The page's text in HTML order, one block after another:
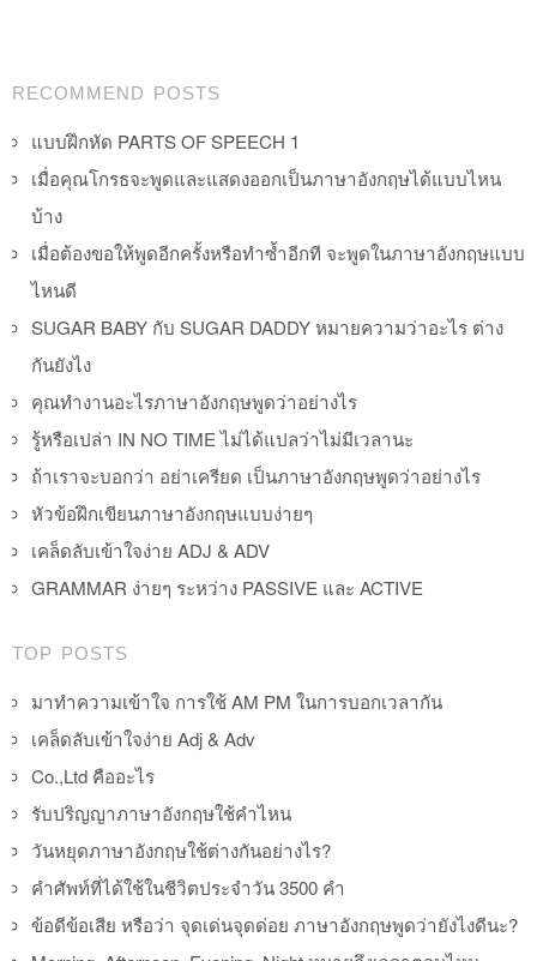
Post navigation
RECOMMEND POSTS
แบบฝึกหัด PARTS OF SPEECH 1
เมื่อคุณโกรธจะพูดและแสดงออกเป็นภาษาอังกฤษได้แบบไหน
บ้าง
เมื่อต้องขอให้พูดอีกครั้งหรือทำซ้ำอีกที จะพูดในภาษาอังกฤษแบบ
ไหนดี
SUGAR BABY กับ SUGAR DADDY หมายความว่าอะไร ต่าง
กันยังไง
คุณทำงานอะไรภาษาอังกฤษพูดว่าอย่างไร
รู้หรือเปล่า IN NO TIME ไม่ได้แปลว่าไม่มีเวลานะ
ถ้าเราจะบอกว่า อย่าเครียด เป็นภาษาอังกฤษพูดว่าอย่างไร
หัวข้อฝึกเขียนภาษาอังกฤษแบบง่ายๆ
เคล็ดลับเข้าใจง่าย ADJ & ADV
GRAMMAR ง่ายๆ ระหว่าง PASSIVE และ ACTIVE
TOP POSTS
มาทำความเข้าใจ การใช้ AM PM ในการบอกเวลากัน
เคล็ดลับเข้าใจง่าย Adj & Adv
Co.,Ltd คืออะไร
รับปริญญาภาษาอังกฤษใช้คำไหน
วันหยุดภาษาอังกฤษใช้ต่างกันอย่างไร?
คำศัพท์ที่ได้ใช้ในชีวิตประจำวัน 3500 คำ
ข้อดีข้อเสีย หรือว่า จุดเด่นจุดด่อย ภาษาอังกฤษพูดว่ายังไงดีนะ?